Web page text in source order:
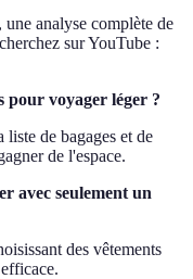
, une analyse complète de
sur YouTube :
pour voyager léger ?
liste de bagages et de
de l'espace.
avec seulement un
des vêtements